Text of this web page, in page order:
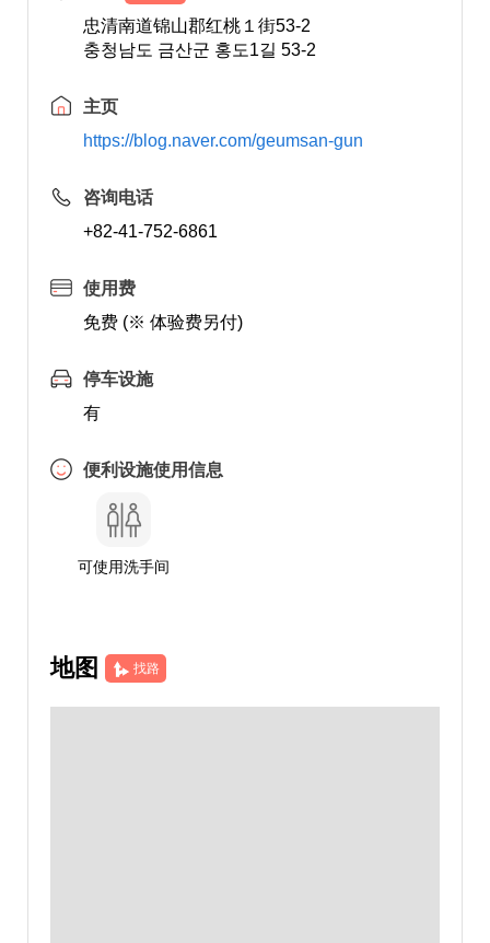
忠清南道锦山郡红桃１街53-2
충청남도 금산군 홍도1길 53-2
主页
https://blog.naver.com/geumsan-gun
咨询电话
+82-41-752-6861
使用费
免费 (※ 体验费另付)
停车设施
有
便利设施使用信息
可使用洗手间
地图 找路